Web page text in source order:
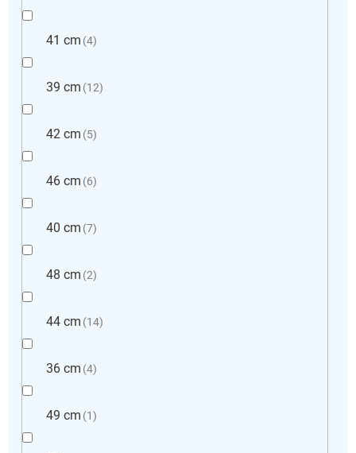
41 cm 4
39 cm 12
42 cm 5
46 cm 6
40 cm 7
48 cm 2
44 cm 14
36 cm 4
49 cm 1